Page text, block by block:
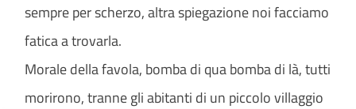
sempre per scherzo, altra spiegazione noi facciamo
fatica a trovarla.
Morale della favola, bomba di qua bomba di là, tutti
morirono, tranne gli abitanti di un piccolo villaggio